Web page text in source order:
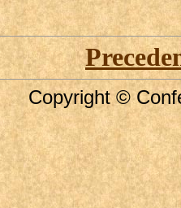
Copyright ©